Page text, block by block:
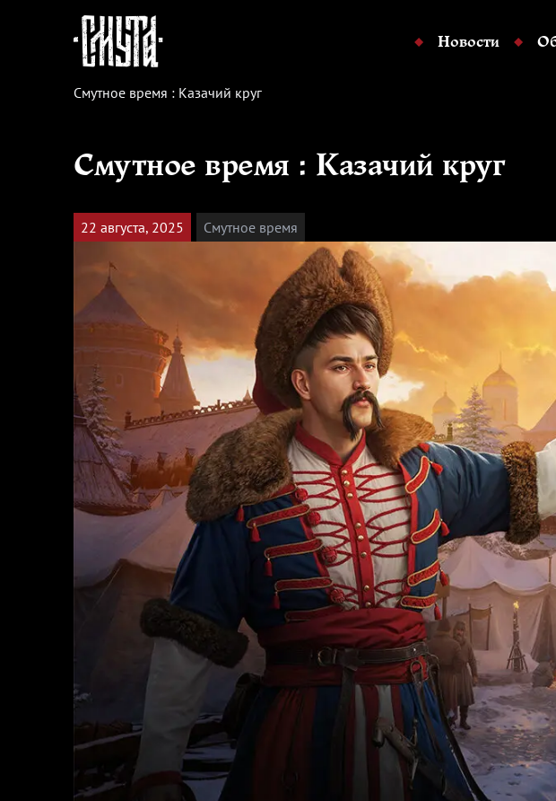
СМУТА
Новости
Смутное время : Казачий круг
Смутное время : Казачий круг
22 августа, 2025 Смутное время